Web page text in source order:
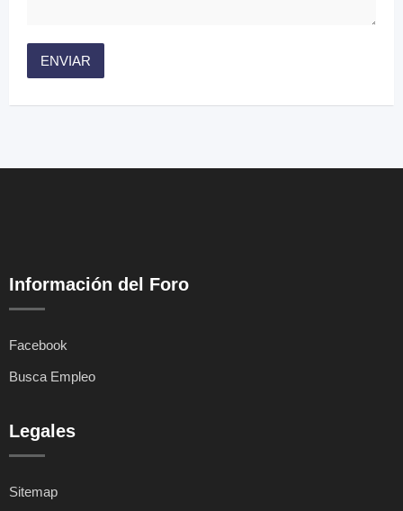
Información del Foro
Facebook
Busca Empleo
Legales
Sitemap